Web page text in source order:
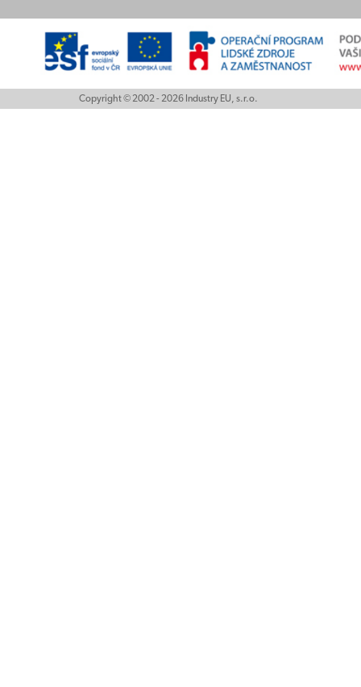
Copyright © 2002 - 2026 Industry EU, s.r.o.